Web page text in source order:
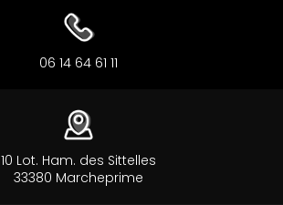
06 14 64 61 11
10 Lot. Ham. des Sittelles
33380 Marcheprime